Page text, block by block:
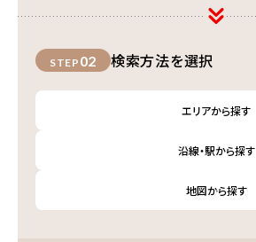
STEP 02 検索方法を選択
エリアから探す
沿線・駅から探す
地図から探す